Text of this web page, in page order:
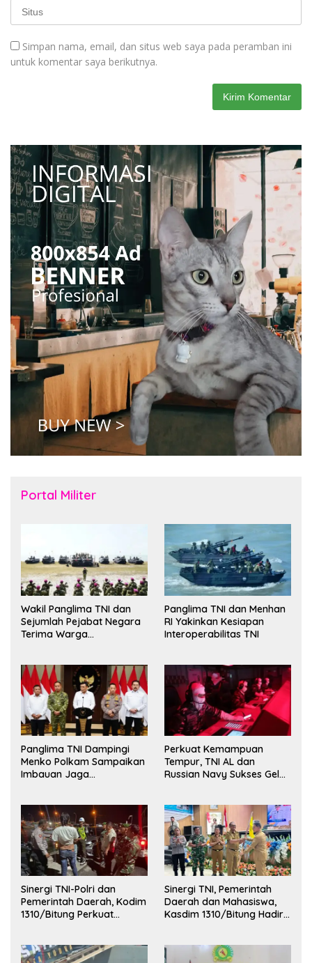
Simpan nama, email, dan situs web saya pada peramban ini
untuk komentar saya berikutnya.
Portal Militer
Wakil Panglima TNI dan
Sejumlah Pejabat Negara
Terima Warga
Panglima TNI dan Menhan
RI Yakinkan Kesiapan
Interoperabilitas TNI
Panglima TNI Dampingi
Menko Polkam Sampaikan
Imbauan Jaga
Perkuat Kemampuan
Tempur, TNI AL dan
Russian Navy Sukses Gelar
Sinergi TNI-Polri dan
Pemerintah Daerah, Kodim
1310/Bitung Perkuat
Sinergi TNI, Pemerintah
Daerah dan Mahasiswa,
Kasdim 1310/Bitung Hadiri
Kota Bitung